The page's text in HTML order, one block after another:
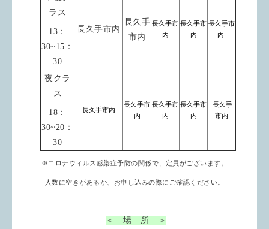
ラス
13：
30~15：
30
長久手市内
長久手
市内
長久手市
内
長久手市
内
長久手市
内
夜クラ
ス
18：
30~20：
30
長久手市内
長久手市
内
長久手市
内
長久手市
内
長久手
市内
※コロナウィルス感染症予防の関係で、定員がございます。
人数に空きがあるか、お申し込みの際にご確認ください。
＜ 場 所 ＞